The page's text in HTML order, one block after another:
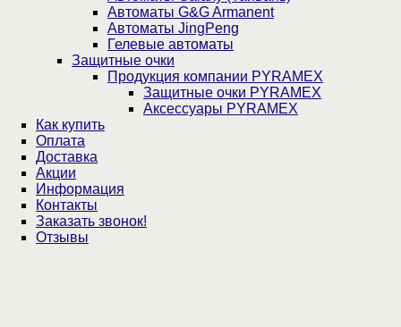
Автоматы G&G Armanent
Автоматы JingPeng
Гелевые автоматы
Защитные очки
Продукция компании PYRAMEX
Защитные очки PYRAMEX
Аксессуары PYRAMEX
Как купить
Оплата
Доставка
Акции
Информация
Контакты
Заказать звонок!
Отзывы